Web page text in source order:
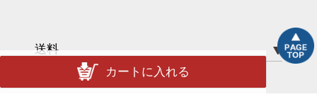
カートに入れる
送料